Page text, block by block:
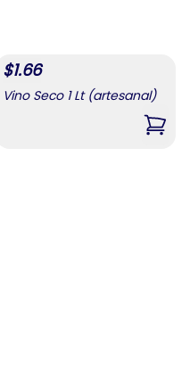
(3 Lb)
$1.66
Vino Seco 1 Lt (artesanal)
,
favorites